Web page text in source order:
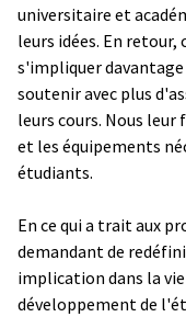
universitaire et
leurs idées. En retour,
s'impliquer davantage
soutenir avec plus
leurs cours. Nous
et les équipements
étudiants.
En ce qui a trait aux
demandant de
implication dans la
développement de